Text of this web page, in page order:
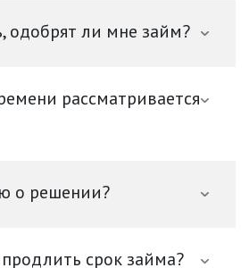
одобрят ли мне займ?
рассматривается
о решении?
срок займа?